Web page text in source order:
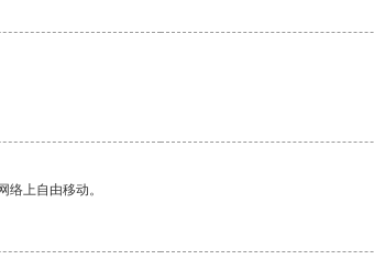
上自由移动。